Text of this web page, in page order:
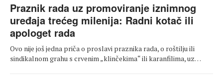
Praznik rada uz promoviranje iznimnog
uređaja trećeg milenija: Radni kotač ili
apologet rada
Ovo nije još jedna priča o proslavi praznika rada, o roštilju ili
sindikalnom grahu s crvenim „klinčekima“ ili karanfilima, uz…